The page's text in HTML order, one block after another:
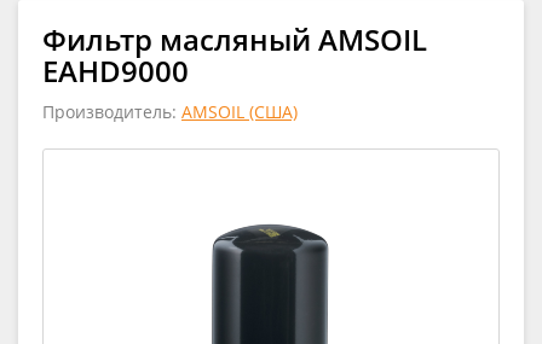
Фильтр масляный AMSOIL
EAHD9000
Производитель: AMSOIL (США)